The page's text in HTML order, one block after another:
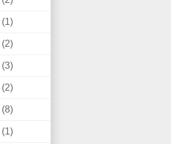
(1)
(2)
(3)
(2)
(8)
(1)